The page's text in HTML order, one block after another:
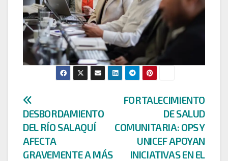
Navegación
de
entradas
FORTALECIMIENTO
DE SALUD
COMUNITARIA: OPS Y
UNICEF APOYAN
INICIATIVAS EN EL
DESBORDAMIENTO
DEL RÍO SALAQUÍ
AFECTA
GRAVEMENTE A MÁS